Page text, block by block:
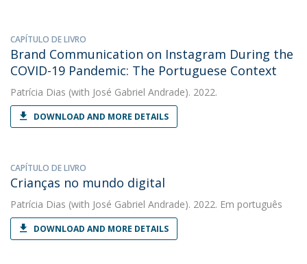
CAPÍTULO DE LIVRO
Brand Communication on Instagram During the
COVID-19 Pandemic: The Portuguese Context
Patrícia Dias (with José Gabriel Andrade). 2022.
DOWNLOAD AND MORE DETAILS
CAPÍTULO DE LIVRO
Crianças no mundo digital
Patrícia Dias (with José Gabriel Andrade). 2022. Em português
DOWNLOAD AND MORE DETAILS